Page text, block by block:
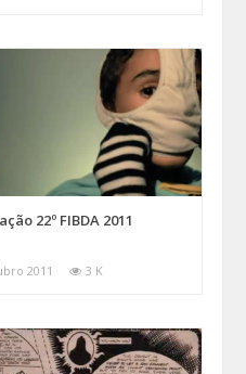
22º FIBDA 2011
2011 3 K